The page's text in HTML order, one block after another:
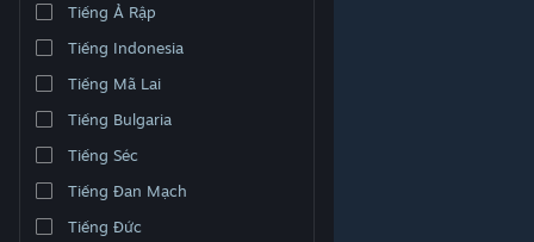
Tiếng Ả Rập
Tiếng Indonesia
Tiếng Mã Lai
Tiếng Bulgaria
Tiếng Séc
Tiếng Đan Mạch
Tiếng Đức